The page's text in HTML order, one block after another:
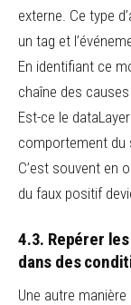
externe. Ce type
un tag et
En identifiant ce
chaîne des
Est-ce le
comportement du
C’est souvent en
du faux positif
4.3. Repérer
dans des
Une autre